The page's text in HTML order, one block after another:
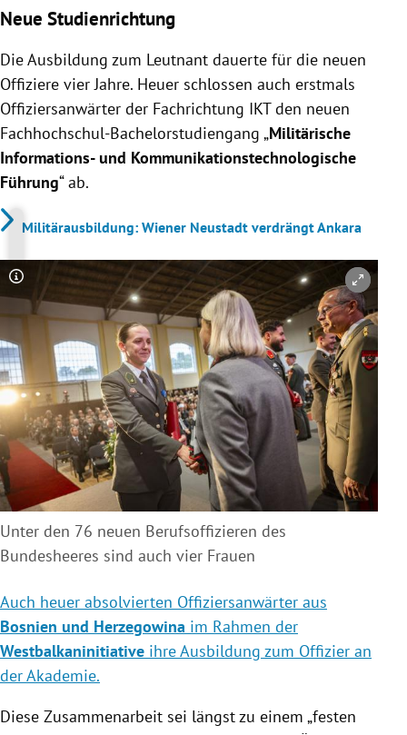
Neue Studienrichtung
Die Ausbildung zum Leutnant dauerte für die neuen
Offiziere vier Jahre. Heuer schlossen auch erstmals
Offiziersanwärter der Fachrichtung IKT den neuen
Fachhochschul-Bachelorstudiengang „Militärische
Informations- und Kommunikationstechnologische
Führung“ ab.
Militärausbildung: Wiener Neustadt verdrängt Ankara
Copyright-Hinweis öffnen/schließen
Unter den 76 neuen Berufsoffizieren des
Bundesheeres sind auch vier Frauen
Auch heuer absolvierten Offiziersanwärter aus
Bosnien und Herzegowina im Rahmen der
Westbalkaninitiative ihre Ausbildung zum Offizier an
der Akademie.
Diese Zusammenarbeit sei längst zu einem „festen